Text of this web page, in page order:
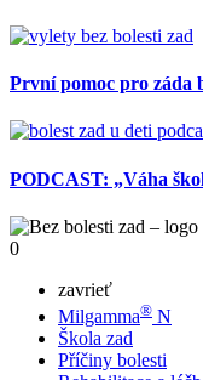
První pomoc pro záda
PODCAST: „Váha
0
zavrieť
Milgamma® N
Škola zad
Příčiny bolesti